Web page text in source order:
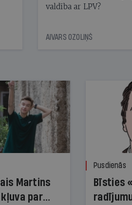
valdība ar LPV?
AIVARS OZOLIŅŠ
Martins
par
Pusdienās
Bīsties